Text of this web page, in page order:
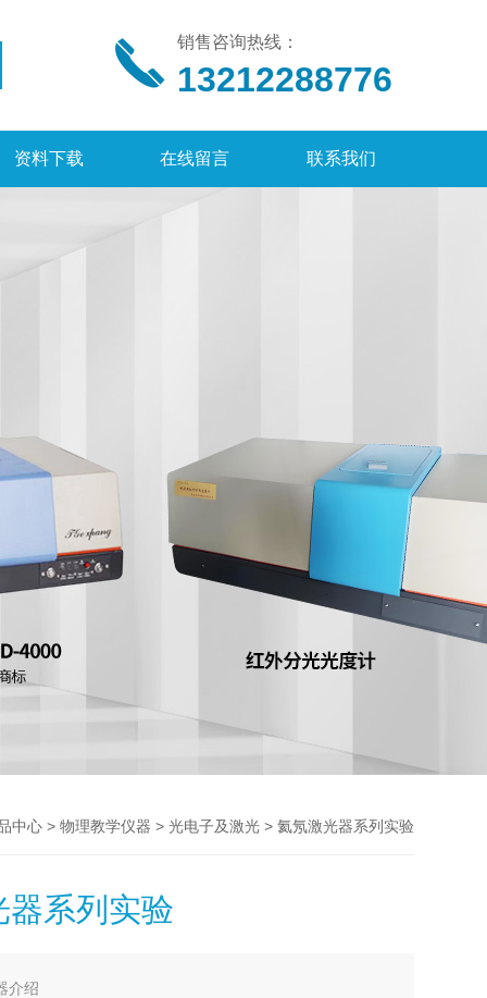
销售咨询热线：
13212288776
资料下载 在线留言 联系我们
中心> 物理教学仪器 > 光电子及激光> 氦氖激光器系列实验
器系列实验
介绍